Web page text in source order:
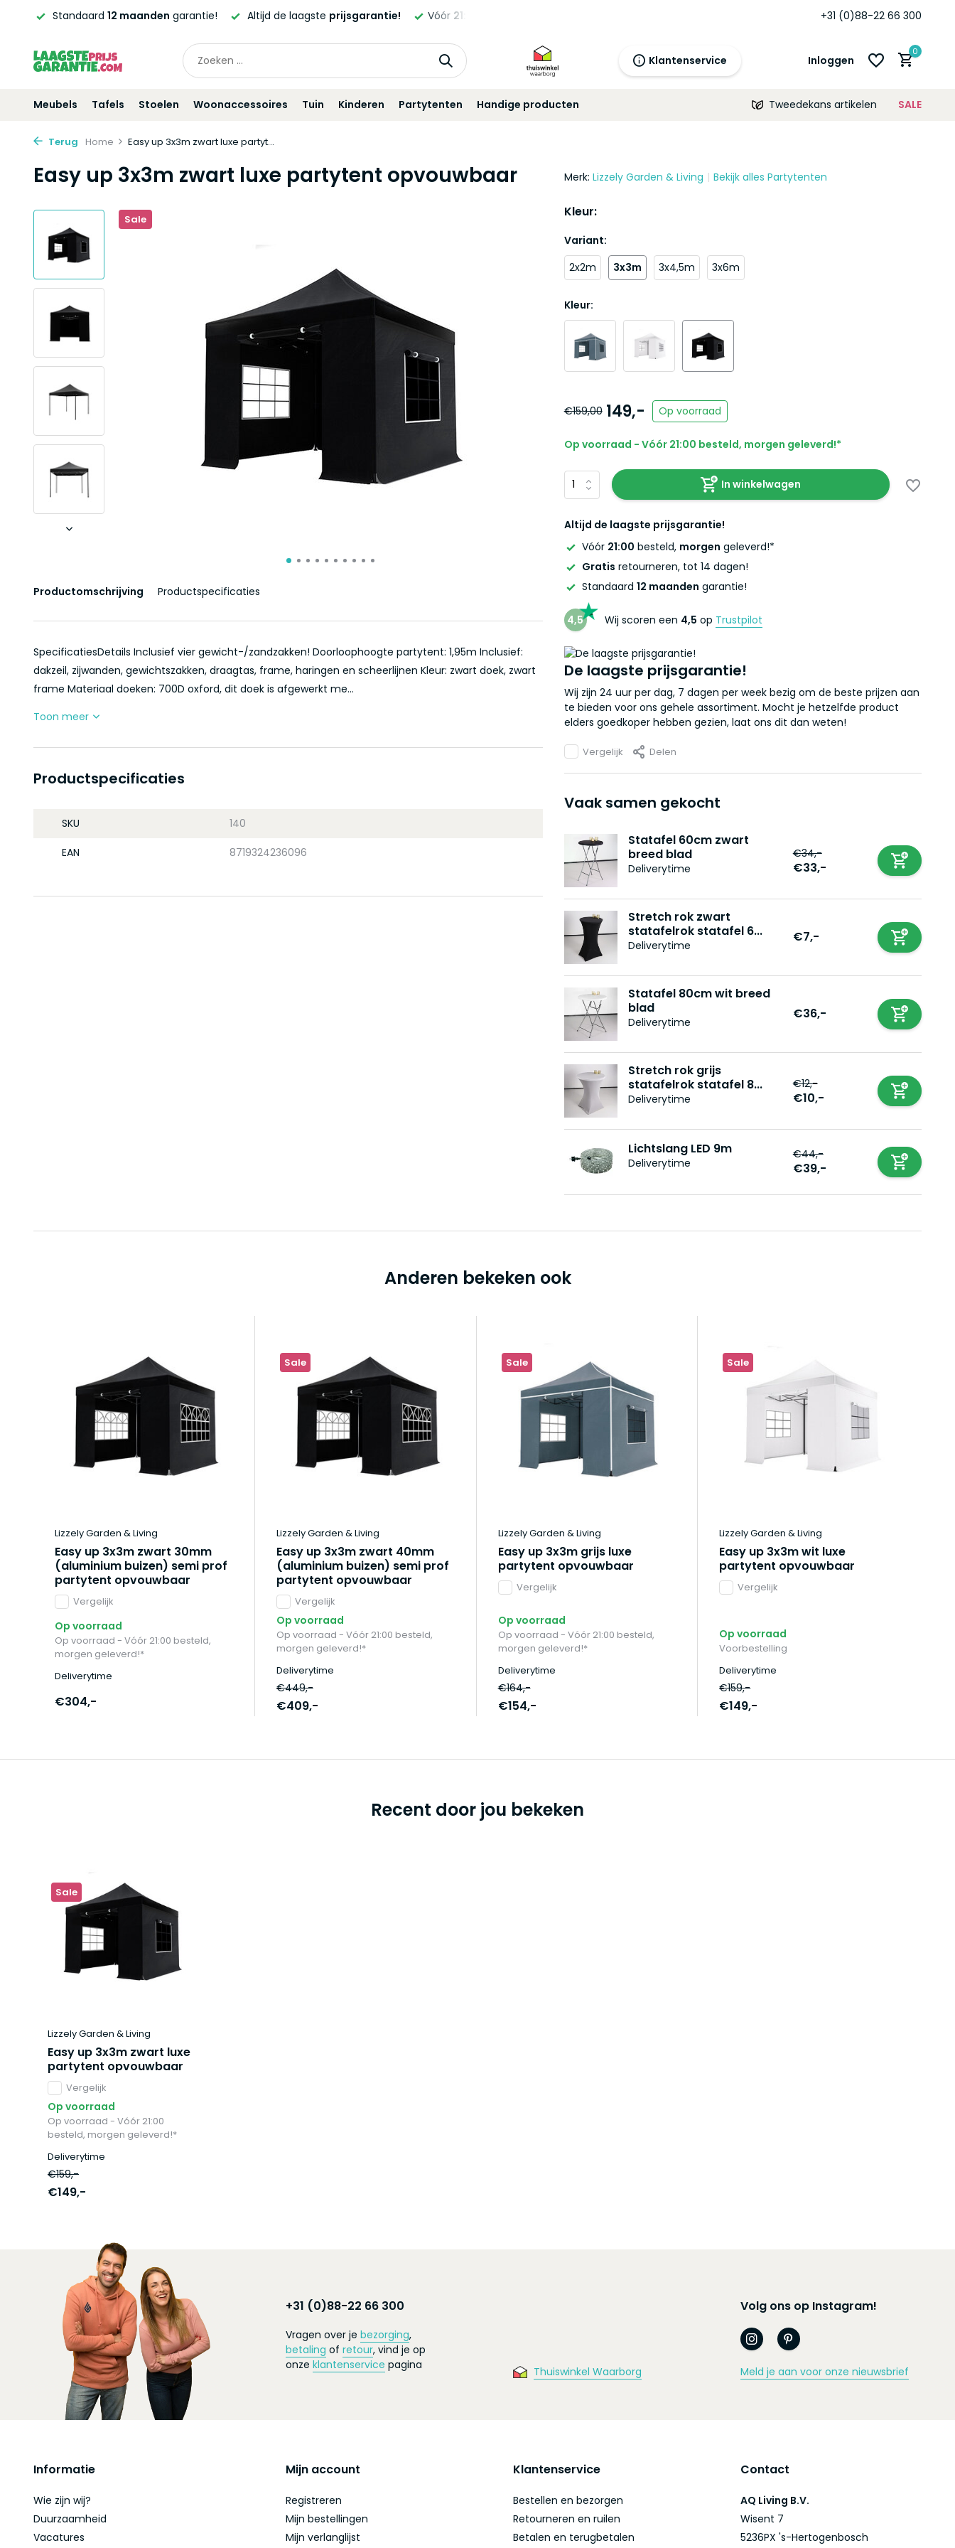
Altijd de laagsteprijsgarantie! Vóór21:00 besteld,morgengeleverd!* Standaard +31 (0)88-22 66 300
Klantenservice Inloggen
morgen
Account aanmaken
0
Meubels Tafels Stoelen Woonaccessoires Tuin Kinderen Partytenten Handige producten Tweedekans artikelen SALE
Terug Home Easy up 3x3m zwart luxe partyt...
Easy up 3x3m zwart luxe partytent opvouwbaar
Sale
Productomschrijving Productspecificaties
SpecificatiesDetails Inclusief vier gewicht-/zandzakken! Doorloophoogte partytent: 1,95m Inclusief:
dakzeil, zijwanden, gewichtszakken, draagtas, frame, haringen en scheerlijnen Kleur: zwart doek, zwart
frame Materiaal doeken: 700D oxford, dit doek is afgewerkt me...
Toon meer
Productspecificaties
SKU 140
EAN 8719324236096
Merk: Lizzely Garden & Living Bekijk alles Partytenten
Kleur:
Variant:
2x2m
3x3m 3x4,5m 3x6m
Kleur:
€159,00 149,- Op voorraad
Op voorraad - Vóór 21:00 besteld, morgen geleverd!*
In winkelwagen
Altijd de laagste prijsgarantie!
Vóór 21:00 besteld, morgen geleverd!*
Gratis retourneren, tot 14 dagen!
Standaard 12 maanden garantie!
4,5 Wij scoren een 4,5 op Trustpilot
De laagste prijsgarantie!
Wij zijn 24 uur per dag, 7 dagen per week bezig om de beste prijzen aan
te bieden voor ons gehele assortiment. Mocht je hetzelfde product
elders goedkoper hebben gezien, laat ons dit dan weten!
Vergelijk Delen
Vaak samen gekocht
Statafel 60cm zwart
breed blad
Deliverytime
€34,-
€33,-
Stretch rok zwart
statafelrok statafel 6...
Deliverytime
€7,-
Statafel 80cm wit breed
blad
Deliverytime
€36,-
Stretch rok grijs
statafelrok statafel 8...
Deliverytime
€12,-
€10,-
Lichtslang LED 9m
Deliverytime
€44,-
€39,-
Anderen bekeken ook
Lizzely Garden & Living
Easy up 3x3m zwart 30mm
(aluminium buizen) semi prof
partytent opvouwbaar
Vergelijk
Op voorraad
Op voorraad - Vóór 21:00 besteld,
morgen geleverd!*
Deliverytime
€304,-
Sale
Lizzely Garden & Living
Easy up 3x3m zwart 40mm
(aluminium buizen) semi prof
partytent opvouwbaar
Vergelijk
Op voorraad
Op voorraad - Vóór 21:00 besteld,
morgen geleverd!*
Deliverytime
€449,-
€409,-
Sale
Lizzely Garden & Living
Easy up 3x3m grijs luxe
partytent opvouwbaar
Vergelijk
Op voorraad
Op voorraad - Vóór 21:00 besteld,
morgen geleverd!*
Deliverytime
€164,-
€154,-
Sale
Lizzely Garden & Living
Easy up 3x3m wit luxe
partytent opvouwbaar
Vergelijk
Op voorraad
Voorbestelling
Deliverytime
€159,-
€149,-
Recent door jou bekeken
Sale
Lizzely Garden & Living
Easy up 3x3m zwart luxe
partytent opvouwbaar
Vergelijk
Op voorraad
Op voorraad - Vóór 21:00
besteld, morgen geleverd!*
Deliverytime
€159,-
€149,-
+31 (0)88-22 66 300
Vragen over je bezorging,
betaling of retour, vind je op
onze klantenservice pagina Thuiswinkel Waarborg
Volg ons op Instagram!
Meld je aan voor onze nieuwsbrief
Informatie
Wie zijn wij?
Duurzaamheid
Vacatures
Mijn account
Registreren
Mijn bestellingen
Mijn verlanglijst
Klantenservice
Bestellen en bezorgen
Retourneren en ruilen
Betalen en terugbetalen
Contact
AQ Living B.V.
Wisent 7
5236PX 's-Hertogenbosch